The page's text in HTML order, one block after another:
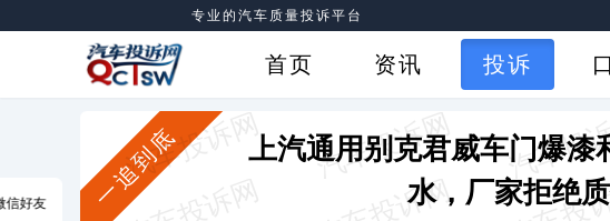
专业的汽车质量投诉平台
首页 资讯 投诉
一追到底
上汽通用别克君威车门爆漆
水，厂家拒绝
信好友